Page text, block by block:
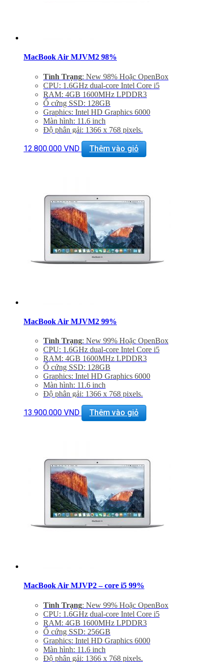
MacBook Air MJVM2 98%
Tình Trạng: New 98% Hoặc OpenBox
CPU: 1.6GHz dual-core Intel Core i5
RAM: 4GB 1600MHz LPDDR3
Ổ cứng SSD: 128GB
Graphics: Intel HD Graphics 6000
Màn hình: 11.6 inch
Độ phân gải: 1366 x 768 pixels.
Khe cắm: 2 cổng USB 3.0, Thunderbolt , Cổng sạc
MagSafe 2, Jack 3.5mm, Khe đọc SDXC card
máy
Bảo hành 06 tháng, đổi trả trong 7 ngày
Miễn phí vận chuyển trên toàn quốc
Miễn phí hỗ trợ cài đặt phần mềm
12.800.000 VND Thêm vào giỏ
MacBook Air MJVM2 99%
Tình Trạng: New 99% Hoặc OpenBox
CPU: 1.6GHz dual-core Intel Core i5
RAM: 4GB 1600MHz LPDDR3
Ổ cứng SSD: 128GB
Graphics: Intel HD Graphics 6000
Màn hình: 11.6 inch
Độ phân gải: 1366 x 768 pixels.
Khe cắm: 2 cổng USB 3.0, Thunderbolt , Cổng sạc
MagSafe 2, Jack 3.5mm, Khe đọc SDXC card
máy
Bảo hành 06 tháng, đổi trả trong 7 ngày
Miễn phí vận chuyển trên toàn quốc
Miễn phí hỗ trợ cài đặt phần mềm
13.900.000 VND Thêm vào giỏ
MacBook Air MJVP2 – core i5 99%
Tình Trạng: New 99% Hoặc OpenBox
CPU: 1.6GHz dual-core Intel Core i5
RAM: 4GB 1600MHz LPDDR3
Ổ cứng SSD: 256GB
Graphics: Intel HD Graphics 6000
Màn hình: 11.6 inch
Độ phân gải: 1366 x 768 pixels.